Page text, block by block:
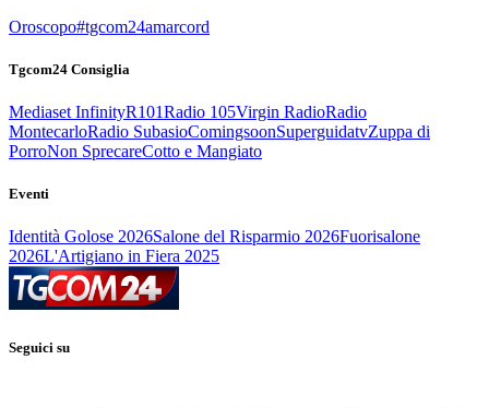
Oroscopo#tgcom24amarcord
Tgcom24 Consiglia
Mediaset InfinityR101Radio 105Virgin RadioRadio
MontecarloRadio SubasioComingsoonSuperguidatvZuppa di
PorroNon SprecareCotto e Mangiato
Eventi
Identità Golose 2026Salone del Risparmio 2026Fuorisalone
2026L'Artigiano in Fiera 2025
Seguici su